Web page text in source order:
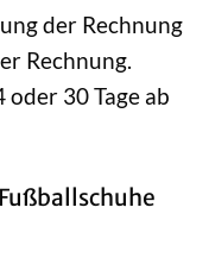
der Rechnung
Rechnung.
30 Tage ab